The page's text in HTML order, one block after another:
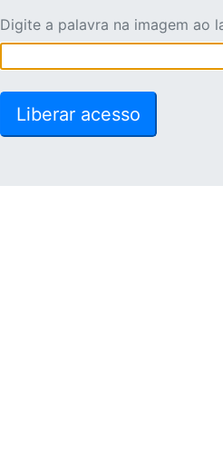
Digite a palavra na imagem ao